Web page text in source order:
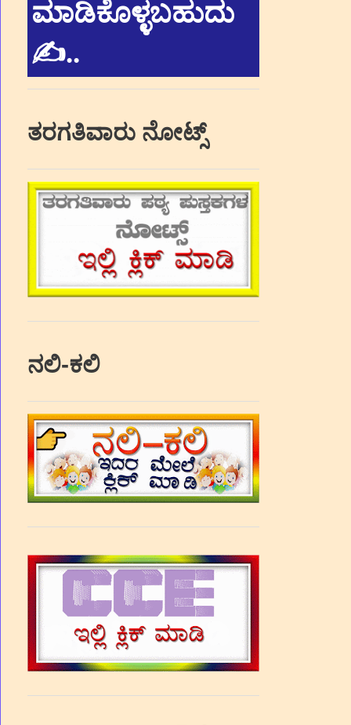
ಮಾಡಿಕೊಳ್ಳಬಹುದು
✍..
ತರಗತಿವಾರು ನೋಟ್ಸ್
ನಲಿ-ಕಲಿ